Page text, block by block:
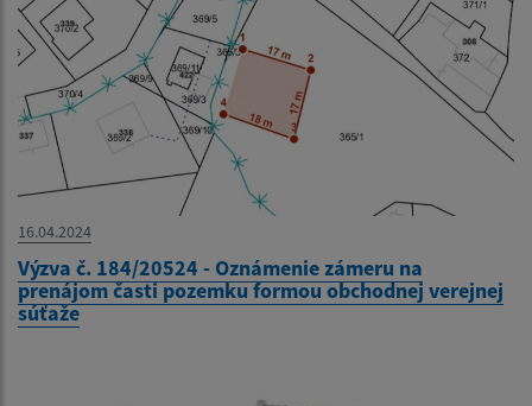
16.04.2024
Výzva č. 184/20524 - Oznámenie zámeru na
prenájom časti pozemku formou obchodnej verejnej
súťaže